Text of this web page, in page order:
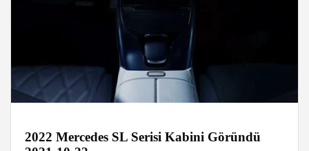
2022 Mercedes SL Serisi Kabini Göründü